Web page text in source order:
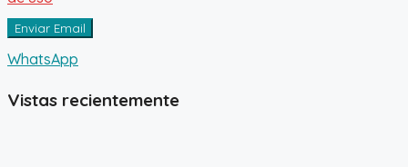
Enviar Email
WhatsApp
Vistas recientemente